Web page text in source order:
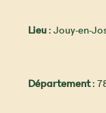
Lieu: Jouy-en-
Département: